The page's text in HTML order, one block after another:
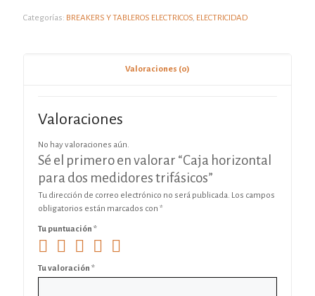
Categorías: BREAKERS Y TABLEROS ELECTRICOS, ELECTRICIDAD
Valoraciones (0)
Valoraciones
No hay valoraciones aún.
Sé el primero en valorar “Caja horizontal
para dos medidores trifásicos”
Tu dirección de correo electrónico no será publicada. Los campos
obligatorios están marcados con *
Tu puntuación *
Tu valoración *